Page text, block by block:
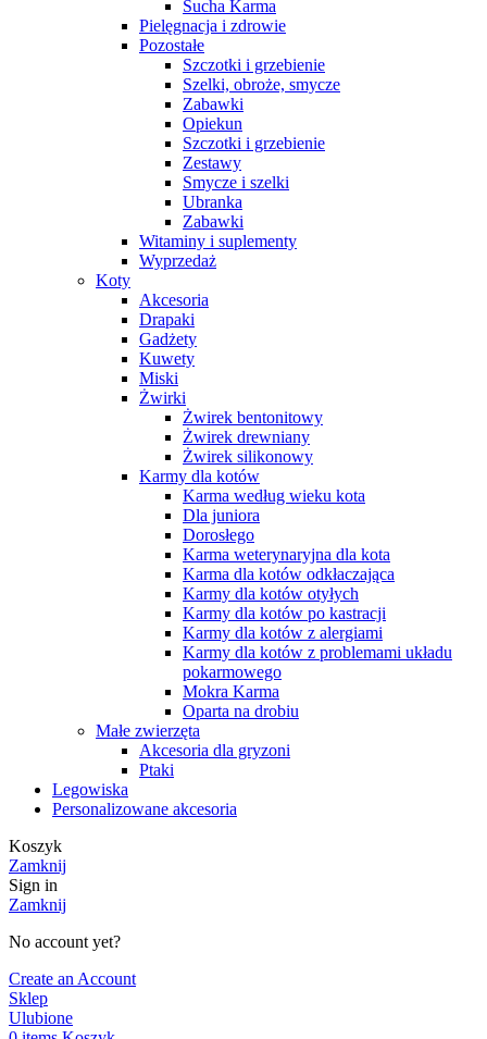
Sucha Karma
Pielęgnacja i zdrowie
Pozostałe
Szczotki i grzebienie
Szelki, obroże, smycze
Zabawki
Opiekun
Szczotki i grzebienie
Zestawy
Smycze i szelki
Ubranka
Zabawki
Witaminy i suplementy
Wyprzedaż
Koty
Akcesoria
Drapaki
Gadżety
Kuwety
Miski
Żwirki
Żwirek bentonitowy
Żwirek drewniany
Żwirek silikonowy
Karmy dla kotów
Karma według wieku kota
Dla juniora
Dorosłego
Karma weterynaryjna dla kota
Karma dla kotów odkłaczająca
Karmy dla kotów otyłych
Karmy dla kotów po kastracji
Karmy dla kotów z alergiami
Karmy dla kotów z problemami układu
pokarmowego
Mokra Karma
Oparta na drobiu
Małe zwierzęta
Akcesoria dla gryzoni
Ptaki
Legowiska
Personalizowane akcesoria
Koszyk
Zamknij
Sign in
Zamknij
No account yet?
Create an Account
Sklep
Ulubione